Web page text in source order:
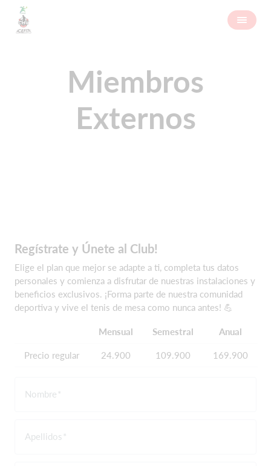
Miembros
Externos
Regístrate y Únete al Club!
Elige el plan que mejor se adapte a ti, completa tus datos
personales y comienza a disfrutar de nuestras instalaciones y
beneficios exclusivos. ¡Forma parte de nuestra comunidad
deportiva y vive el tenis de mesa como nunca antes! 💪
Mensual Semestral Anual
Precio regular 24.900 109.900 169.900
Nombre
Apellidos